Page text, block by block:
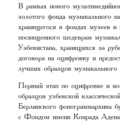
В рамках нового
золотого фонда музыкального
хранящегося в фондах музеев и
посвященного шедеврам
Узбекистана, хранящихся за
договора на оцифровку и
лучших образцов музыкального
Первый этап по оцифровке и
образцов узбекской
Берлинского фонограммархива
с Фондом имени Конрада